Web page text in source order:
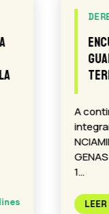
/
Encuentro
Guardias
Territorio y
A continuación
integramente
NCIAMIENTO
GENAS DE LA
LEER MÁS